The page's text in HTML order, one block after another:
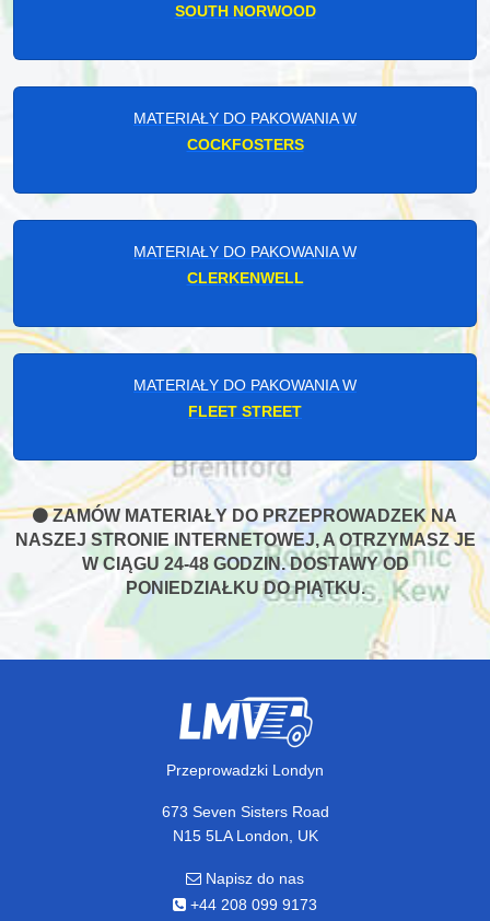
SOUTH NORWOOD
MATERIAŁY DO PAKOWANIA W
COCKFOSTERS
MATERIAŁY DO PAKOWANIA W
CLERKENWELL
MATERIAŁY DO PAKOWANIA W
FLEET STREET
ZAMÓW MATERIAŁY DO PRZEPROWADZEK NA
NASZEJ STRONIE INTERNETOWEJ, A OTRZYMASZ JE
W CIĄGU 24-48 GODZIN. DOSTAWY OD
PONIEDZIAŁKU DO PIĄTKU.
Przeprowadzki Londyn
673 Seven Sisters Road
N15 5LA London, UK
Napisz do nas
+44 208 099 9173